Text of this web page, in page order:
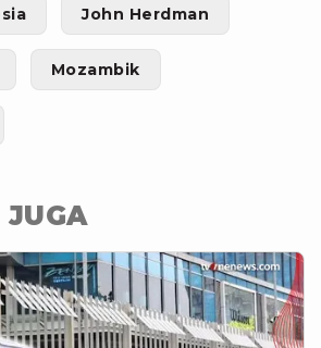
John Herdman
Mozambik
JUGA